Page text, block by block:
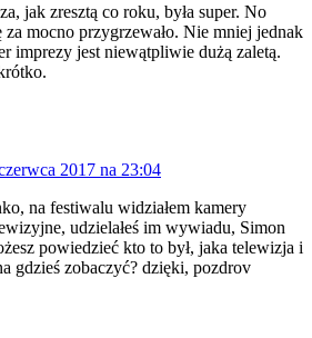
jak zresztą co roku, była super. No
za mocno przygrzewało. Nie mniej jednak
imprezy jest niewątpliwie dużą zaletą.
2017 na 23:04
na festiwalu widziałem kamery
udzielałeś im wywiadu, Simon
powiedzieć kto to był, jaka telewizja i
gdzieś zobaczyć? dzięki, pozdrov